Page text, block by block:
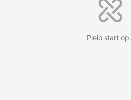
Pleio start